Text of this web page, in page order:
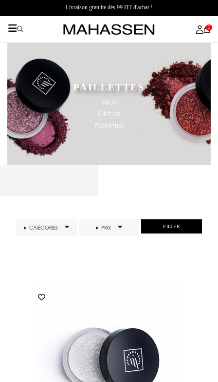
Livraison gratuite dès 99 DT d'achat !
0
PAILLETTES
Yeux
Glitters
Paillettes
CATÉGORIES PRIX FILTER